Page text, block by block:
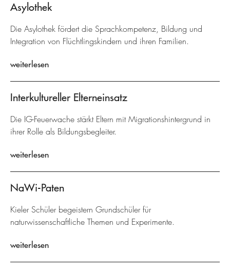
Asylothek
Die Asylothek fördert die Sprachkompetenz, Bildung und
Integration von Flüchtlingskindern und ihren Familien.
weiterlesen
Interkultureller Elterneinsatz
Die IG-Feuerwache stärkt Eltern mit Migrationshintergrund in
ihrer Rolle als Bildungsbegleiter.
weiterlesen
NaWi-Paten
Kieler Schüler begeistern Grundschüler für
naturwissenschaftliche Themen und Experimente.
weiterlesen